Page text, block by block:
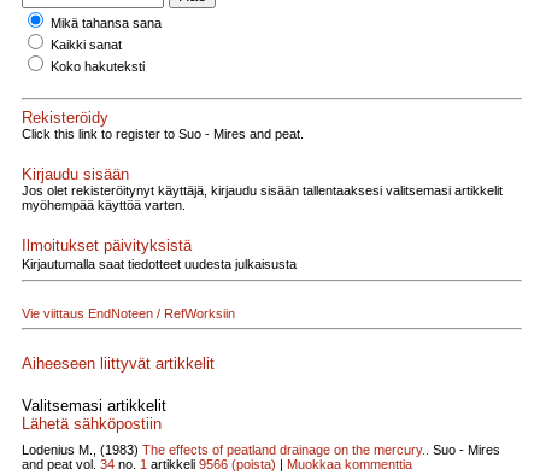
Mikä tahansa sana
Kaikki sanat
Koko hakuteksti
Rekisteröidy
Click this link to register to Suo - Mires and peat.
Kirjaudu sisään
Jos olet rekisteröitynyt käyttäjä, kirjaudu sisään tallentaaksesi valitsemasi artikkelit
myöhempää käyttöä varten.
Ilmoitukset päivityksistä
Kirjautumalla saat tiedotteet uudesta julkaisusta
Vie viittaus EndNoteen / RefWorksiin
Aiheeseen liittyvät artikkelit
Valitsemasi artikkelit
Lähetä sähköpostiin
Lodenius M., (1983) The ef­fects of peatland drainage on the mercury..
Suo - Mires
and peat vol. 34 no. 1 artikkeli 9566 (poista) | Muokkaa kommenttia